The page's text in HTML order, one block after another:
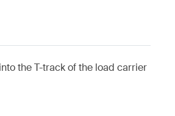
the T-track of the load carrier